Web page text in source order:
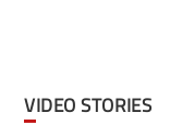
VIDEO STORIES